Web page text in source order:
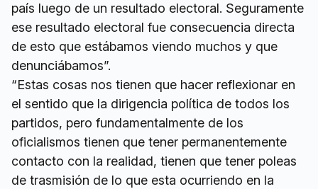
país luego de un resultado electoral. Seguramente
ese resultado electoral fue consecuencia directa
de esto que estábamos viendo muchos y que
denunciábamos”.
“Estas cosas nos tienen que hacer reflexionar en
el sentido que la dirigencia política de todos los
partidos, pero fundamentalmente de los
oficialismos tienen que tener permanentemente
contacto con la realidad, tienen que tener poleas
de trasmisión de lo que esta ocurriendo en la